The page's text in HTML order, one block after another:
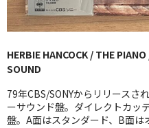
JAZZ-US
BLUE NOTE
JAZZ-EU
JAZZ-JP
JAZZ-VOCAL
HERBIE HANCOCK / THE
SOUND
79年CBS/SONYからリリースさ
ーサウンド盤。ダイレクトカッ
盤。A面はスタンダード、B面は